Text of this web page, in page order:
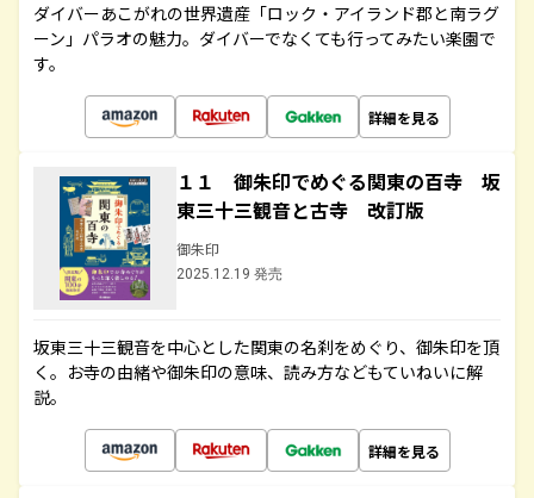
ダイバーあこがれの世界遺産「ロック・アイランド郡と南ラグ
ーン」パラオの魅力。ダイバーでなくても行ってみたい楽園で
す。
詳細を見る
１１ 御朱印でめぐる関東の百寺 坂
東三十三観音と古寺 改訂版
御朱印
2025.12.19 発売
坂東三十三観音を中心とした関東の名刹をめぐり、御朱印を頂
く。お寺の由緒や御朱印の意味、読み方などもていねいに解
説。
詳細を見る